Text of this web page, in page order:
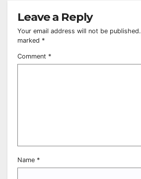
Leave a Reply
Your email address will not be published.
marked *
Comment *
Name *